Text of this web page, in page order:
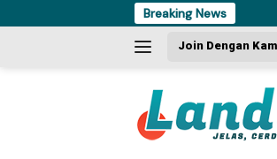
ke
Breaking News
Join Dengan